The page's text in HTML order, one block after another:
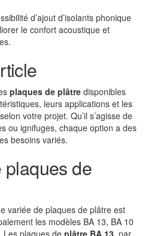
d’ajout d’isolants phonique
le confort acoustique et
plaques de plâtre disponibles
leurs applications et les
votre projet. Qu’il s’agisse de
ou ignifuges, chaque option a des
besoins variés.
plaques de
variée de plaques de plâtre est
les modèles BA 13, BA 10
Les plaques de plâtre BA 13, par